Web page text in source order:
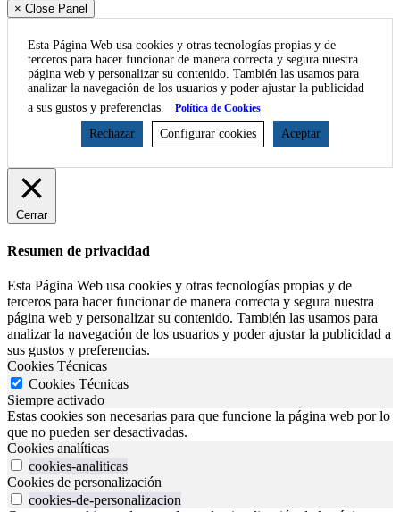
× Close Panel
Esta Página Web usa cookies y otras tecnologías propias y de
terceros para hacer funcionar de manera correcta y segura nuestra
página web y personalizar su contenido. También las usamos para
analizar la navegación de los usuarios y poder ajustar la publicidad
a sus gustos y preferencias.
Política de Cookies
Rechazar Configurar cookies Aceptar
Cerrar
Resumen de privacidad
Esta Página Web usa cookies y otras tecnologías propias y de
terceros para hacer funcionar de manera correcta y segura nuestra
página web y personalizar su contenido. También las usamos para
analizar la navegación de los usuarios y poder ajustar la publicidad a
sus gustos y preferencias.
Cookies Técnicas
Cookies Técnicas
Siempre activado
Estas cookies son necesarias para que funcione la página web por lo
que no pueden ser desactivadas.
Cookies analíticas
cookies-analiticas
Cookies de personalización
cookies-de-personalizacion